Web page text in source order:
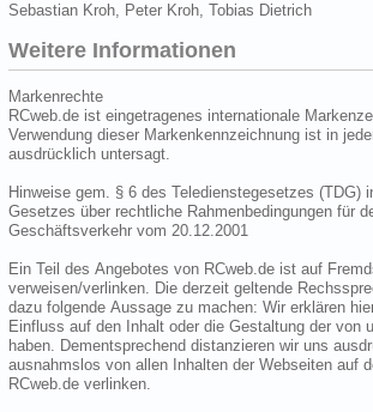
Sebastian Kroh, Peter Kroh, Tobias Dietrich
Weitere Informationen
Markenrechte
RCweb.de ist eingetragenes internationale
Verwendung dieser Markenkennzeichnung ist in
ausdrücklich untersagt.
Hinweise gem. § 6 des Teledienstegesetzes (TDG)
Gesetzes über rechtliche Rahmenbedingungen für
Geschäftsverkehr vom 20.12.2001
Ein Teil des Angebotes von RCweb.de ist auf
verweisen/verlinken. Die derzeit geltende
dazu folgende Aussage zu machen: Wir erklären
Einfluss auf den Inhalt oder die Gestaltung der von
haben. Dementsprechend distanzieren wir uns
ausnahmslos von allen Inhalten der Webseiten auf
RCweb.de verlinken.